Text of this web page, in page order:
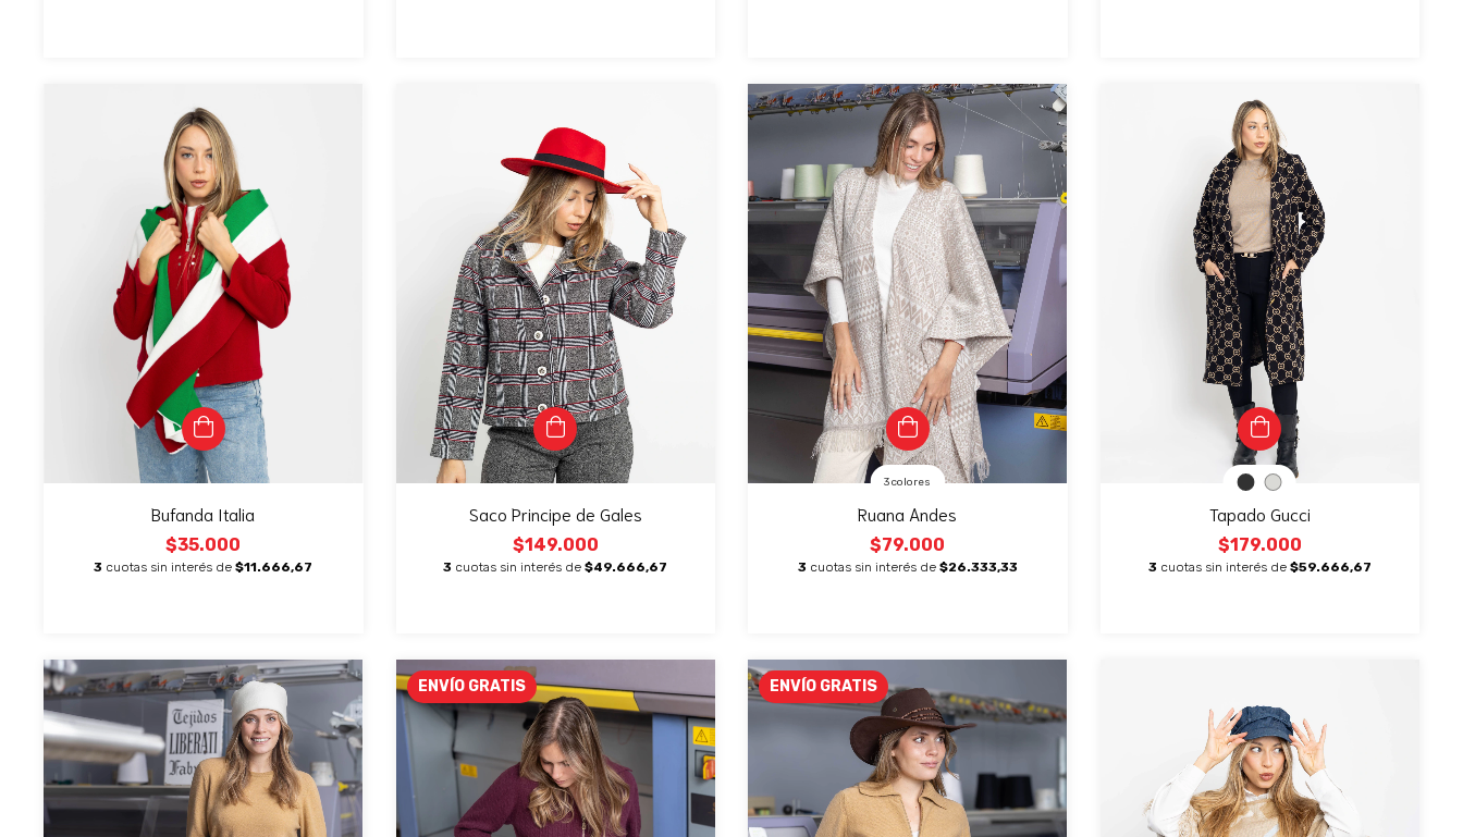
Bufanda Italia
$35.000
3 cuotas sin interés de$11.666,67
Saco Principe de Gales
$149.000
3 cuotas sin interés de$49.666,67
3 colores
Ruana Andes
$79.000
3 cuotas sin interés de $26.333,33
Tapado Gucci
$179.000
3 cuotas sin interés de $59.666,67
ENVÍO GRATIS ENVÍO GRATIS